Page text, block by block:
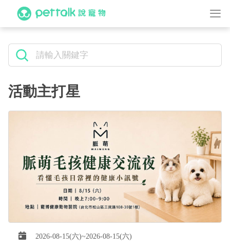
活動主打星
2026-08-15(六)~2026-08-15(六)